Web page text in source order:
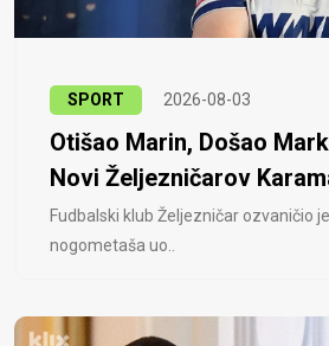
SPORT 2026-08-03
Otišao Marin, Došao
Novi Željezničarov
Fudbalski klub Željezničar ozvaničio
nogometaša uo..